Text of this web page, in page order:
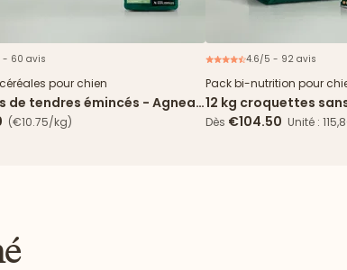
- 60 avis
pour chien
de tendres émincés - Agneau
verts
(€10.75/kg)
4.6/5 - 92 avis
Pack bi-nutrition pour
12 kg croquettes
Digestion Sensible +
Dès €104.50 Unité :